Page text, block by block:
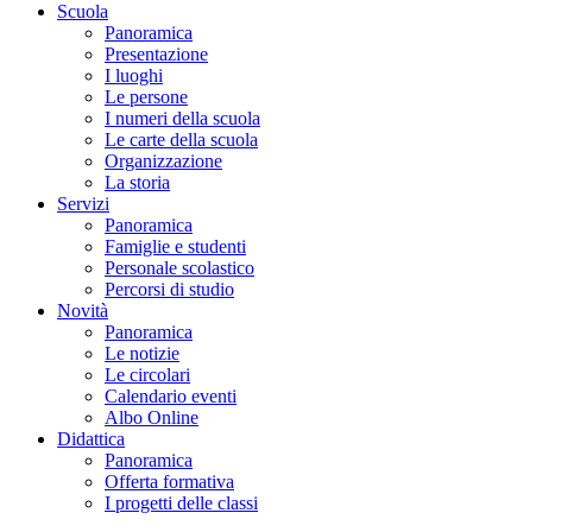
Scuola
Panoramica
Presentazione
I luoghi
Le persone
I numeri della scuola
Le carte della scuola
Organizzazione
La storia
Servizi
Panoramica
Famiglie e studenti
Personale scolastico
Percorsi di studio
Novità
Panoramica
Le notizie
Le circolari
Calendario eventi
Albo Online
Didattica
Panoramica
Offerta formativa
I progetti delle classi